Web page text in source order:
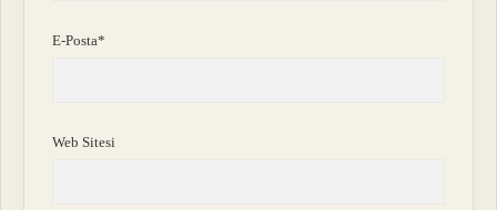
E-Posta*
Web Sitesi